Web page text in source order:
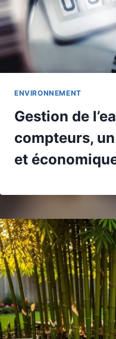
ENVIRONNEMENT
Gestion de
compteurs,
et